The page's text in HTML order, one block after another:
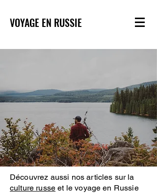
VOYAGE EN RUSSIE
Découvrez aussi nos articles sur la
culture russe et le voyage en Russie